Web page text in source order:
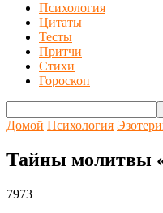
Психология
Цитаты
Тесты
Притчи
Стихи
Гороскоп
Домой Психология
Тайны молитвы
7973